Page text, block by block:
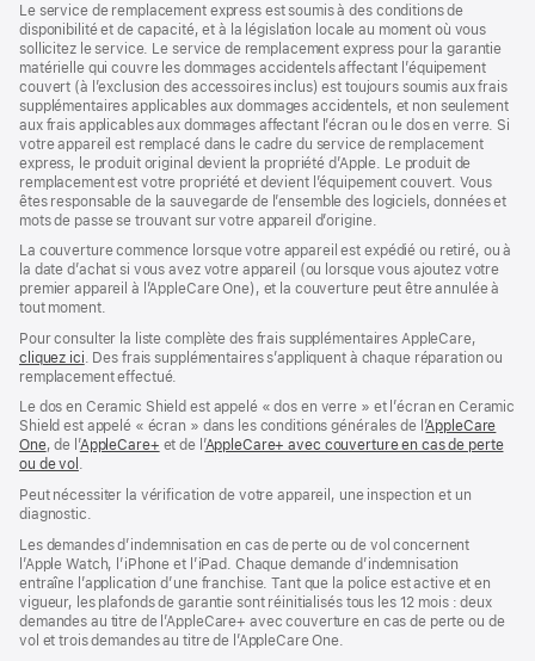
nouvelle
fenêtre)
une
nouvelle
fenêtre)
une
nouvelle
fenêtre)
Le service de remplacement express est soumis à des conditions de
disponibilité et de capacité, et à la législation locale au moment où vous
sollicitez le service. Le service de remplacement express pour la garantie
matérielle qui couvre les dommages accidentels affectant l’équipement
couvert (à l’exclusion des accessoires inclus) est toujours soumis aux frais
supplémentaires applicables aux dommages accidentels, et non seulement
aux frais applicables aux dommages affectant l’écran ou le dos en verre. Si
votre appareil est remplacé dans le cadre du service de remplacement
express, le produit original devient la propriété d’Apple. Le produit de
remplacement est votre propriété et devient l’équipement couvert. Vous
êtes responsable de la sauvegarde de l’ensemble des logiciels, données et
mots de passe se trouvant sur votre appareil d’origine.
La couverture commence lorsque votre appareil est expédié ou retiré, ou à
la date d’achat si vous avez votre appareil (ou lorsque vous ajoutez votre
premier appareil à l’AppleCare One), et la couverture peut être annulée à
tout moment.
Pour consulter la liste complète des frais supplémentaires AppleCare,
cliquez ici (s’ouvre
dans
nouvelle
fenêtre)
. Des frais supplémentaires s’appliquent à chaque réparation ou
remplacement effectué.
Le dos en Ceramic Shield est appelé « dos en verre » et l’écran en Ceramic
Shield est appelé « écran » dans les conditions générales de l’AppleCare
One(s’ouvre
dans
nouvelle
fenêtre)
, de l’AppleCare+ (s’ouvre
nouvelle
et de l’AppleCare+ avec couverture en cas de perte
ou de vol (s’ouvre
une
nouvelle
fenêtre)
.
Peut nécessiter la vérification de votre appareil, une inspection et un
diagnostic.
Les demandes d’indemnisation en cas de perte ou de vol concernent
l’Apple Watch, l’iPhone et l’iPad. Chaque demande d’indemnisation
entraîne l’application d’une franchise. Tant que la police est active et en
vigueur, les plafonds de garantie sont réinitialisés tous les 12 mois : deux
demandes au titre de l’AppleCare+ avec couverture en cas de perte ou de
vol et trois demandes au titre de l’AppleCare One.